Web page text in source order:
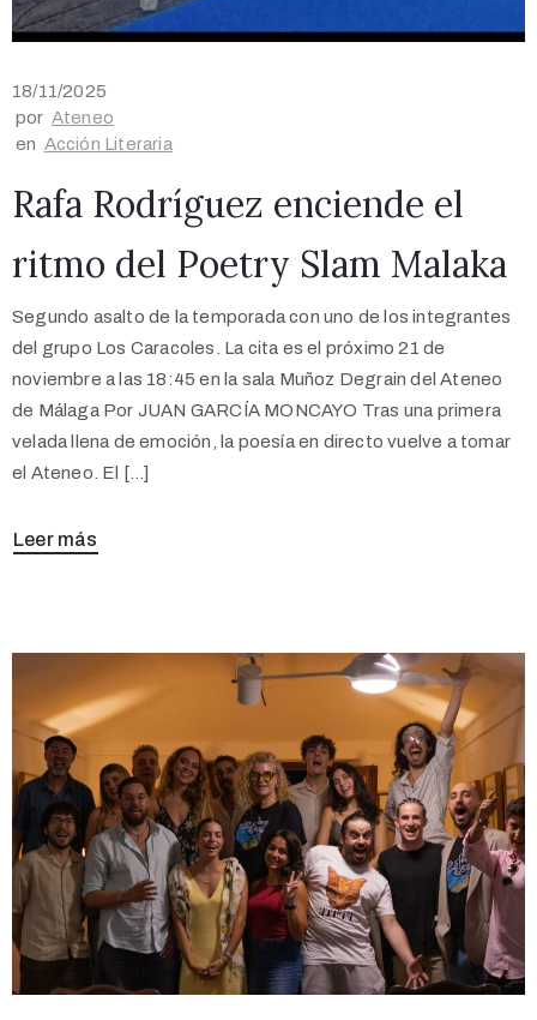
18/11/2025
por Ateneo
en Acción Literaria
Rafa Rodríguez enciende el
ritmo del Poetry Slam Malaka
Segundo asalto de la temporada con uno de los integrantes
del grupo Los Caracoles. La cita es el próximo 21 de
noviembre a las 18:45 en la sala Muñoz Degrain del Ateneo
de Málaga Por JUAN GARCÍA MONCAYO Tras una primera
velada llena de emoción, la poesía en directo vuelve a tomar
el Ateneo. El […]
Leer más